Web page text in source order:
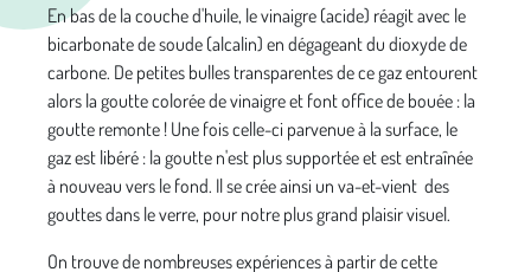
En bas de la couche d'huile, le vinaigre (acide) réagit avec le
bicarbonate de soude (alcalin) en dégageant du dioxyde de
carbone. De petites bulles transparentes de ce gaz entourent
alors la goutte colorée de vinaigre et font office de bouée : la
goutte remonte ! Une fois celle-ci parvenue à la surface, le
gaz est libéré : la goutte n'est plus supportée et est entraînée
à nouveau vers le fond. Il se crée ainsi un va-et-vient des
gouttes dans le verre, pour notre plus grand plaisir visuel.
On trouve de nombreuses expériences à partir de cette